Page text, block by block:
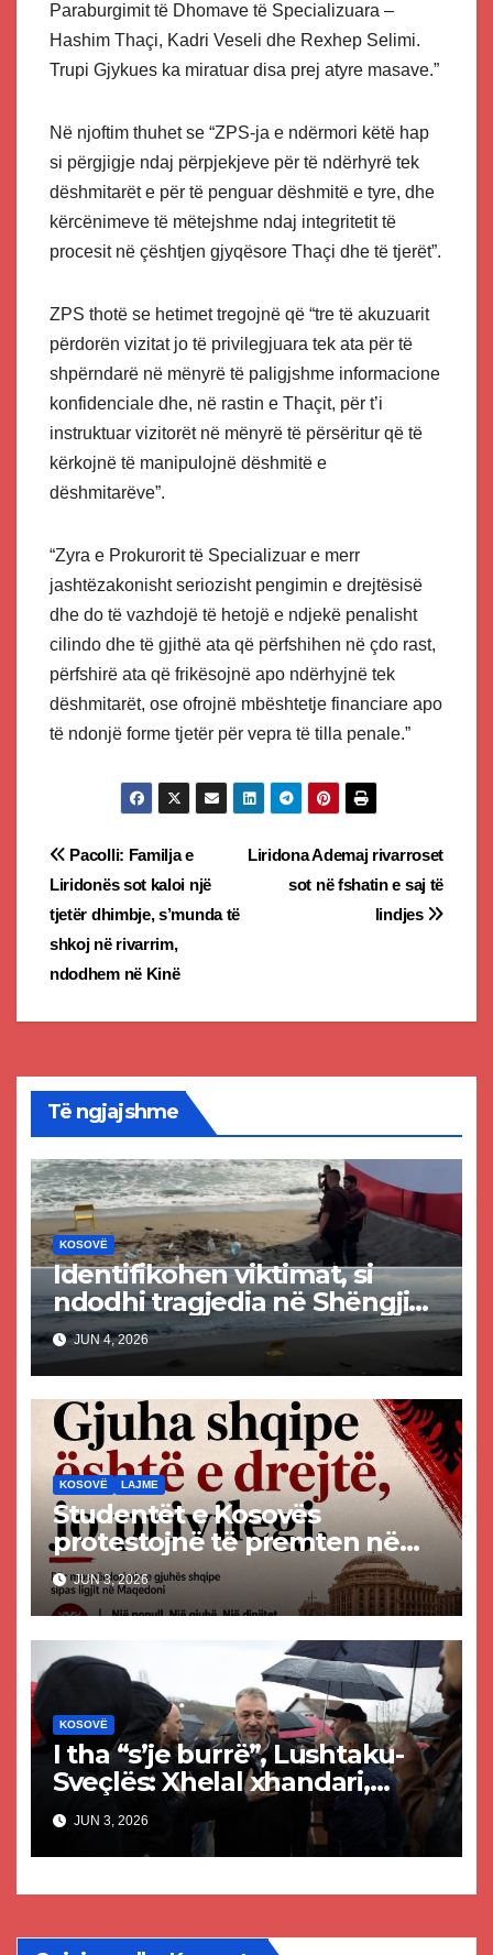
Paraburgimit të Dhomave të Specializuara –
Hashim Thaçi, Kadri Veseli dhe Rexhep Selimi.
Trupi Gjykues ka miratuar disa prej atyre masave.”
Në njoftim thuhet se “ZPS-ja e ndërmori këtë hap
si përgjigje ndaj përpjekjeve për të ndërhyrë tek
dëshmitarët e për të penguar dëshmitë e tyre, dhe
kërcënimeve të mëtejshme ndaj integritetit të
procesit në çështjen gjyqësore Thaçi dhe të tjerët”.
ZPS thotë se hetimet tregojnë që “tre të akuzuarit
përdorën vizitat jo të privilegjuara tek ata për të
shpërndarë në mënyrë të paligjshme informacione
konfidenciale dhe, në rastin e Thaçit, për t’i
instruktuar vizitorët në mënyrë të përsëritur që të
kërkojnë të manipulojnë dëshmitë e
dëshmitarëve”.
“Zyra e Prokurorit të Specializuar e merr
jashtëzakonisht seriozisht pengimin e drejtësisë
dhe do të vazhdojë të hetojë e ndjekë penalisht
cilindo dhe të gjithë ata që përfshihen në çdo rast,
përfshirë ata që frikësojnë apo ndërhyjnë tek
dëshmitarët, ose ofrojnë mbështetje financiare apo
të ndonjë forme tjetër për vepra të tilla penale.”
Post
navigation
Liridona Ademaj rivarroset
sot në fshatin e saj të
lindjes
Pacolli: Familja e
Liridonës sot kaloi një
tjetër dhimbje, s’munda të
shkoj në rivarrim,
ndodhem në Kinë
Të ngjajshme
KOSOVË
Identifikohen viktimat, si
ndodhi tragjedia në Shëngjin
ku mbetën të vdekur dy të
rinj kosovarë
JUN 4, 2026
KOSOVË LAJME
Studentët e Kosovës
protestojnë të premten në
mbështetje të gjuhës shqipe
në Maqedoninë e Veriut
JUN 3, 2026
KOSOVË
I tha “s’je burrë”, Lushtaku-
Sveçlës: Xhelal xhandari,
dezertor i luftës – s’mund të
flasësh për burrëri
JUN 3, 2026